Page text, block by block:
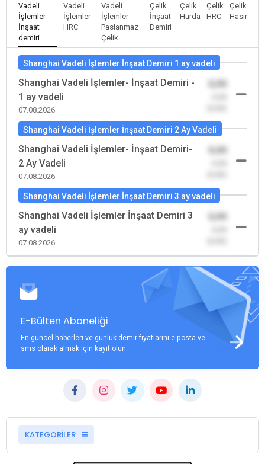
Vadeli
İşlemler-
İnşaat
demiri
Vadeli
İşlemler
HRC
Vadeli
İşlemler-
Paslanmaz
Çelik
Çelik
İnşaat
Demiri
Çelik
Hurda
Çelik
HRC
Çelik
Hasır
Shanghai Vadeli İşlemler İnşaat Demiri 1 ay vadeli
Shanghai Vadeli İşlemler- İnşaat Demiri -
1 ay vadeli
07.08.2026
Shanghai Vadeli İşlemler İnşaat Demiri 2 Ay Vadeli
Shanghai Vadeli İşlemler- İnşaat Demiri-
2 Ay Vadeli
07.08.2026
Shanghai Vadeli İşlemler İnşaat Demiri 3 ay vadeli
Shanghai Vadeli İşlemler İnşaat Demiri 3
ay vadeli
07.08.2026
E-Bülten Aboneliği
En güncel haberleri ve günlük demir fiyatlarını e-posta ve
sms olarak almak için kayıt olun.
KATEGORİLER